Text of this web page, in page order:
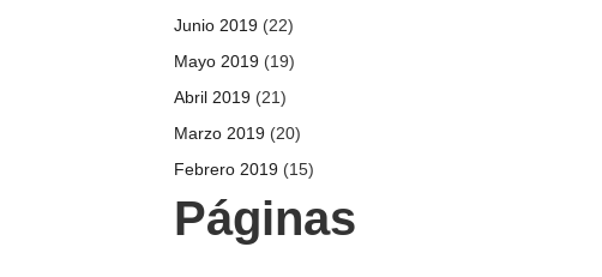
Junio 2019 (22)
Mayo 2019 (19)
Abril 2019 (21)
Marzo 2019 (20)
Febrero 2019 (15)
Páginas